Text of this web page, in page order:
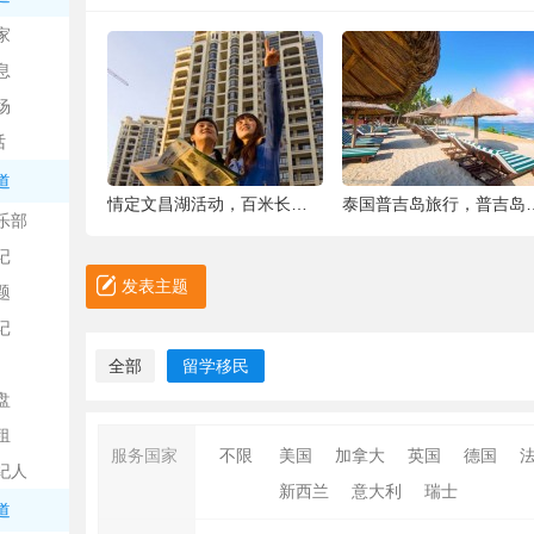
部
人
日
情定文昌湖活动，百米长卷现场绘画、万人签 泰国普吉岛旅行，普
发表主题
全部 留学移民
服务国家 不限 美国 加拿大 英国 德国
新西兰
意大利 瑞士